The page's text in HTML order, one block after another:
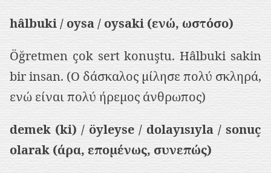
hâlbuki / oysa / oysaki (ενώ, ωστόσο)
Öğretmen çok sert konuştu. Hâlbuki sakin
bir insan. (Ο δάσκαλος μίλησε πολύ σκληρά,
ενώ είναι πολύ ήρεμος άνθρωπος)
demek (ki) / öyleyse / dolayısıyla / sonuç
olarak (άρα, επομένως, συνεπώς)